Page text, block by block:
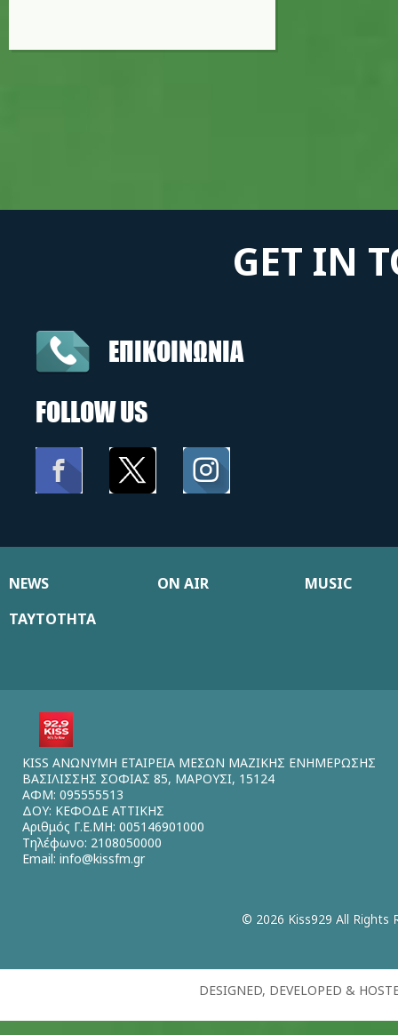
GET IN
ΕΠΙΚΟΙΝΩΝΙΑ
FOLLOW US
NEWS ON AIR
MUSIC
ΤΑΥΤΟΤΗΤΑ
KISS ΑΝΩΝΥΜΗ ΕΤΑΙΡΕΙΑ ΜΕΣΩΝ ΜΑΖΙΚΗΣ ΕΝΗΜΕΡΩΣΗΣ
ΒΑΣΙΛΙΣΣΗΣ ΣΟΦΙΑΣ 85, ΜΑΡΟΥΣΙ, 15124
ΑΦΜ: 095555513
ΔΟΥ: ΚΕΦΟΔΕ ΑΤΤΙΚΗΣ
Αριθμός Γ.Ε.ΜΗ: 005146901000
Τηλέφωνο: 2108050000
Email: info@kissfm.gr
© 2026 Kiss929 All Rights
DESIGNED, DEVELOPED &